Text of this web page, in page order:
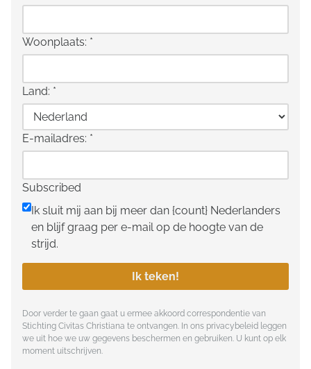
Woonplaats: *
Land: *
E-mailadres: *
Subscribed
Ik sluit mij aan bij meer dan {count} Nederlanders
en blijf graag per e-mail op de hoogte van de
strijd.
Ik teken!
Door verder te gaan gaat u ermee akkoord correspondentie van
Stichting Civitas Christiana te ontvangen. In ons privacybeleid leggen
we uit hoe we uw gegevens beschermen en gebruiken. U kunt op elk
moment uitschrijven.